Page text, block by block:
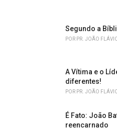
Segundo a
POR PR. JOÃO
A Vítima e o
diferentes!
POR PR. JOÃO
É Fato: João
reencarnado